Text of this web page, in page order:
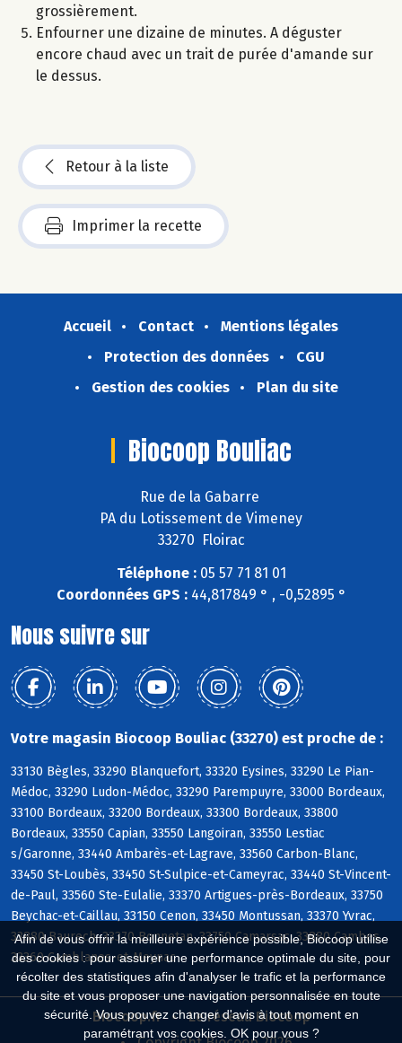
Afin de vous offrir la meilleure expérience possible, Biocoop utilise
des cookies : pour assurer une performance optimale du site, pour
récolter des statistiques afin d'analyser le trafic et la performance
du site et vous proposer une navigation personnalisée en toute
sécurité. Vous pouvez changer d'avis à tout moment en
paramétrant vos cookies. OK pour vous ?
grossièrement.
Enfourner une dizaine de minutes. A déguster
encore chaud avec un trait de purée d'amande sur
le dessus.
Retour à la liste
Imprimer la recette
Accueil Contact
Mentions légales
Protection des données
CGU
Gestion des cookies
Plan du site
Biocoop Bouliac
Rue de la Gabarre
PA du Lotissement de Vimeney
33270 Floirac
Téléphone :05 57 71 81 01
Coordonnées GPS :44,817849 ° , -0,52895 °
Nous suivre sur
Votre magasin Biocoop Bouliac (33270) est proche de :
33130 Bègles, 33290 Blanquefort, 33320 Eysines, 33290 Le Pian-
Médoc, 33290 Ludon-Médoc, 33290 Parempuyre, 33000 Bordeaux,
33100 Bordeaux, 33200 Bordeaux, 33300 Bordeaux, 33800
Bordeaux, 33550 Capian, 33550 Langoiran, 33550 Lestiac
s/Garonne, 33440 Ambarès-et-Lagrave, 33560 Carbon-Blanc,
33450 St-Loubès, 33450 St-Sulpice-et-Cameyrac, 33440 St-Vincent-
de-Paul, 33560 Ste-Eulalie, 33370 Artigues-près-Bordeaux, 33750
Beychac-et-Caillau, 33150 Cenon, 33450 Montussan, 33370 Yvrac,
33880 Baurech, 33370 Bonnetan, 33750 Camarsac, 33880 Cambes,
33360 Camblanes-et-Meynac
Biocoop.fr
Le réseau Biocoop